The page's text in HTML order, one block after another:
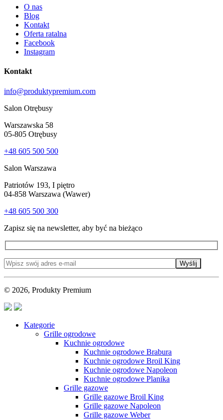
O nas
Blog
Kontakt
Oferta ratalna
Facebook
Instagram
Kontakt
info@produktypremium.com
Salon Otrębusy
Warszawska 58
05-805 Otrębusy
+48 605 500 500
Salon Warszawa
Patriotów 193, I piętro
04-858 Warszawa (Wawer)
+48 605 500 300
Zapisz się na newsletter, aby być na bieżąco
Wyślij
© 2026, Produkty Premium
Kategorie
Grille ogrodowe
Kuchnie ogrodowe
Kuchnie ogrodowe Brabura
Kuchnie ogrodowe Broil King
Kuchnie ogrodowe Napoleon
Kuchnie ogrodowe Planika
Grille gazowe
Grille gazowe Broil King
Grille gazowe Napoleon
Grille gazowe Weber